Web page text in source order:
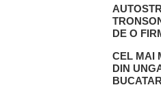
DE O
CEL MAI
DIN